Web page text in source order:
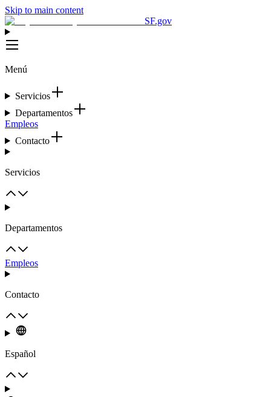
Skip to main content
SF.gov
Menú
Servicios
Departamentos
Empleos
Contacto
Servicios
Departamentos
Empleos
Contacto
Español